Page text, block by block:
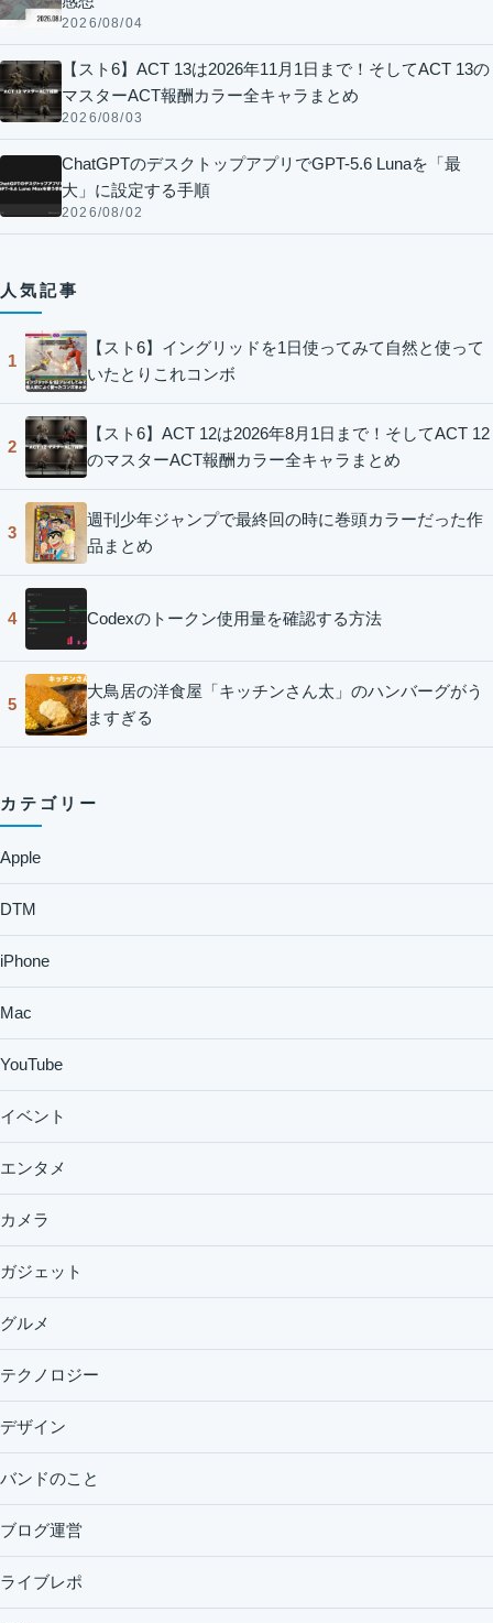
2026/08/04
【スト6】ACT 13は2026年11月1日まで！そしてACT 13の
マスターACT報酬カラー全キャラまとめ
2026/08/03
ChatGPTのデスクトップアプリでGPT-5.6 Lunaを「最
大」に設定する手順
2026/08/02
人気記事
1
【スト6】イングリッドを1日使ってみて自然と使って
いたとりこれコンボ
2
【スト6】ACT 12は2026年8月1日まで！そしてACT 12
のマスターACT報酬カラー全キャラまとめ
3
週刊少年ジャンプで最終回の時に巻頭カラーだった作
品まとめ
4 Codexのトークン使用量を確認する方法
5
大鳥居の洋食屋「キッチンさん太」のハンバーグがう
ますぎる
カテゴリー
Apple
DTM
iPhone
Mac
YouTube
イベント
エンタメ
カメラ
ガジェット
グルメ
テクノロジー
デザイン
バンドのこと
ブログ運営
ライブレポ